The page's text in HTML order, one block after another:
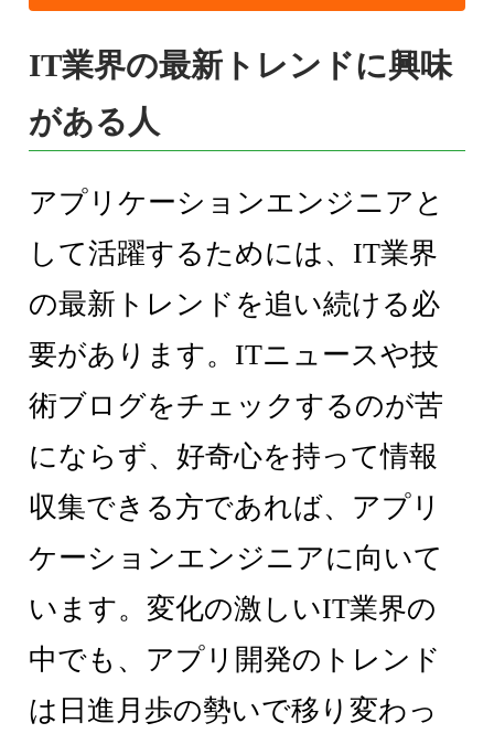
IT業界の最新トレンドに興味
がある人
アプリケーションエンジニアと
して活躍するためには、IT業界
の最新トレンドを追い続ける必
要があります。ITニュースや技
術ブログをチェックするのが苦
にならず、好奇心を持って情報
収集できる方であれば、アプリ
ケーションエンジニアに向いて
います。変化の激しいIT業界の
中でも、アプリ開発のトレンド
は日進月歩の勢いで移り変わっ